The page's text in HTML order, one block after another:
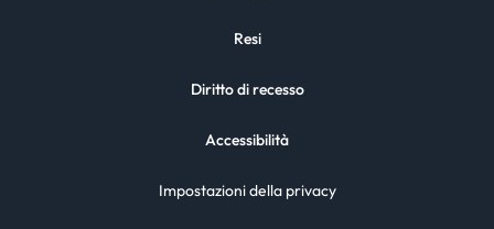
Resi
Diritto di recesso
Accessibilità
Impostazioni della privacy